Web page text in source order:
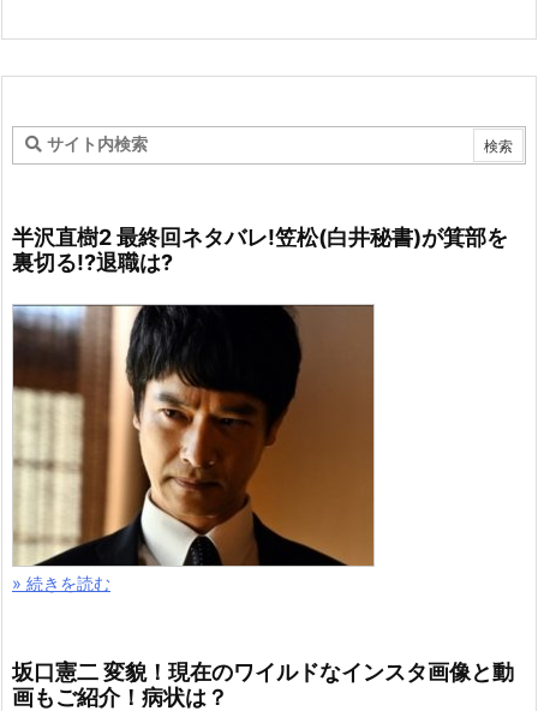
半沢直樹2 最終回ネタバレ!笠松(白井秘書)が箕部を
裏切る!?退職は?
» 続きを読む
坂口憲二 変貌！現在のワイルドなインスタ画像と動
画もご紹介！病状は？